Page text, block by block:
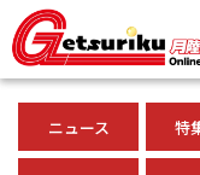
ニュース 特